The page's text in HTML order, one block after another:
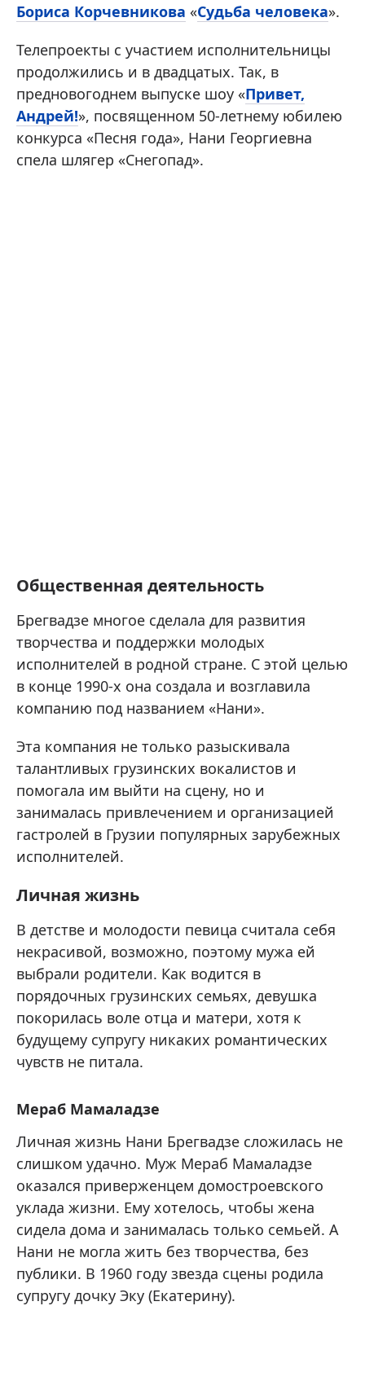
Бориса Корчевникова «Судьба человека».
Телепроекты с участием исполнительницы
продолжились и в двадцатых. Так, в
предновогоднем выпуске шоу «Привет,
Андрей!», посвященном 50-летнему юбилею
конкурса «Песня года», Нани Георгиевна
спела шлягер «Снегопад».
Общественная деятельность
Брегвадзе многое сделала для развития
творчества и поддержки молодых
исполнителей в родной стране. С этой целью
в конце 1990-х она создала и возглавила
компанию под названием «Нани».
Эта компания не только разыскивала
талантливых грузинских вокалистов и
помогала им выйти на сцену, но и
занималась привлечением и организацией
гастролей в Грузии популярных зарубежных
исполнителей.
Личная жизнь
В детстве и молодости певица считала себя
некрасивой, возможно, поэтому мужа ей
выбрали родители. Как водится в
порядочных грузинских семьях, девушка
покорилась воле отца и матери, хотя к
будущему супругу никаких романтических
чувств не питала.
Мераб Мамаладзе
Личная жизнь Нани Брегвадзе сложилась не
слишком удачно. Муж Мераб Мамаладзе
оказался приверженцем домостроевского
уклада жизни. Ему хотелось, чтобы жена
сидела дома и занималась только семьей. А
Нани не могла жить без творчества, без
публики. В 1960 году звезда сцены родила
супругу дочку Эку (Екатерину).